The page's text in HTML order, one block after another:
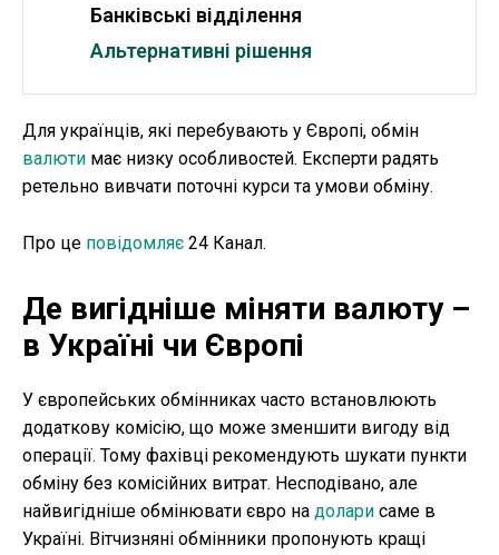
Банківські відділення
Альтернативні рішення
Для українців, які перебувають у Європі, обмін
валюти має низку особливостей. Експерти радять
ретельно вивчати поточні курси та умови обміну.
Про це повідомляє 24 Канал.
Де вигідніше міняти валюту –
в Україні чи Європі
У європейських обмінниках часто встановлюють
додаткову комісію, що може зменшити вигоду від
операції. Тому фахівці рекомендують шукати пункти
обміну без комісійних витрат. Несподівано, але
найвигідніше обмінювати євро на долари саме в
Україні. Вітчизняні обмінники пропонують кращі